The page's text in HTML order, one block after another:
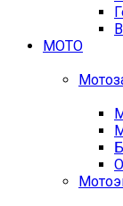
МОТО